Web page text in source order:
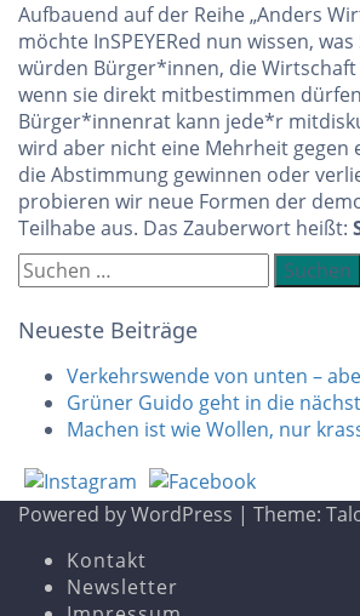
Aufbauend auf der Reihe „Anders
möchte InSPEYERed nun wissen,
würden Bürger*innen, die
wenn sie direkt mitbestimmen
Bürger*innenrat kann jede*r
wird aber nicht eine Mehrheit gegen
die Abstimmung gewinnen oder
probieren wir neue Formen der
Teilhabe aus. Das Zauberwort heißt:
Suchen
nach:
Neueste Beiträge
Verkehrswende von unten –
Grüner Guido geht in die
Machen ist wie Wollen, nur
Powered by WordPress | Theme:
Kontakt
Newsletter